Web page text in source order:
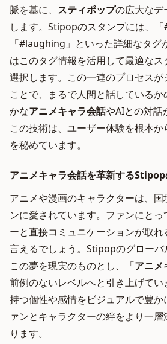
脈を基に、 スティポップの広大なデ
します。Stipopのスタンプには、
「#laughing」といった詳細なタグ
はこのタグ情報を活用して最適なス
選択します。この一連のプロセス
ことで、まるで人間と話している
かなアニメキャラ会話やAIとの対話
この技術は、ユーザー体験を根本
を秘めています。
アニメキャラ会話を革新する
アニメや漫画のキャラクターは、
ンに愛されています。ファンにと
ーと直接コミュニケーションが取れ
言えるでしょう。Stipopのグローバ
この夢を現実のものとし、「アニメ
前例のないレベルへと引き上げて
持つ個性や感情をビジュアルで豊
ァンとキャラクターの絆をより一
ります。